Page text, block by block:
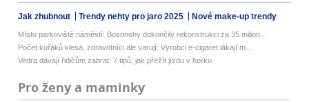
Jak zhubnout Trendy nehty pro jaro 2025 Nové make-up trendy
Místo parkoviště náměstí: Bosonohy dokončily rekonstrukci za 35 milion...
Počet kuřáků klesá, zdravotníci ale varují: Výrobci e-cigaret lákají m...
Vedra dávají řidičům zabrat: 7 tipů, jak přežít jízdu v horku
Pro ženy a maminky